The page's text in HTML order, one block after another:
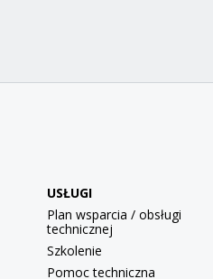
USŁUGI
Plan wsparcia / obsługi
technicznej
Szkolenie
Pomoc techniczna